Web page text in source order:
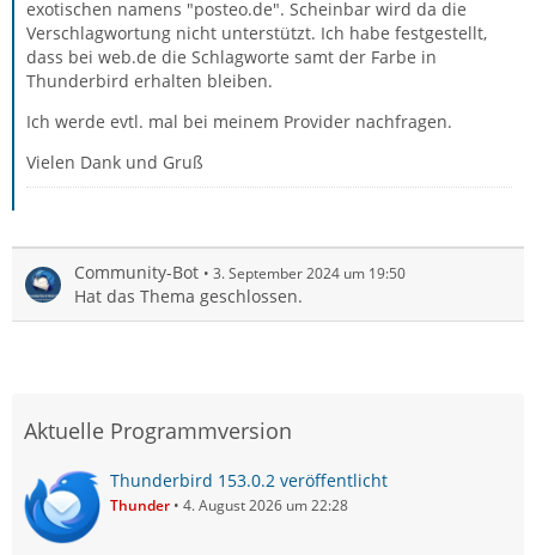
exotischen namens "posteo.de". Scheinbar wird da die
Verschlagwortung nicht unterstützt. Ich habe festgestellt,
dass bei web.de die Schlagworte samt der Farbe in
Thunderbird erhalten bleiben.
Ich werde evtl. mal bei meinem Provider nachfragen.
Vielen Dank und Gruß
Community-Bot 3. September 2024 um 19:50
Hat das Thema geschlossen.
Aktuelle Programmversion
Thunderbird 153.0.2 veröffentlicht
Thunder 4. August 2026 um 22:28